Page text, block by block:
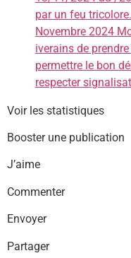
Voir les statistiques
Booster une publication
J’aime
Commenter
Envoyer
Partager